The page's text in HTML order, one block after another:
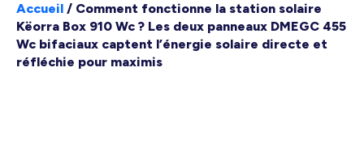
Accueil / Comment fonctionne la station solaire
Këorra Box 910 Wc ? Les deux panneaux DMEGC 455
Wc bifaciaux captent l’énergie solaire directe et
réfléchie pour maximis